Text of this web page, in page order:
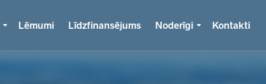
Lēmumi Līdzfinansējums Noderīgi Kontakti